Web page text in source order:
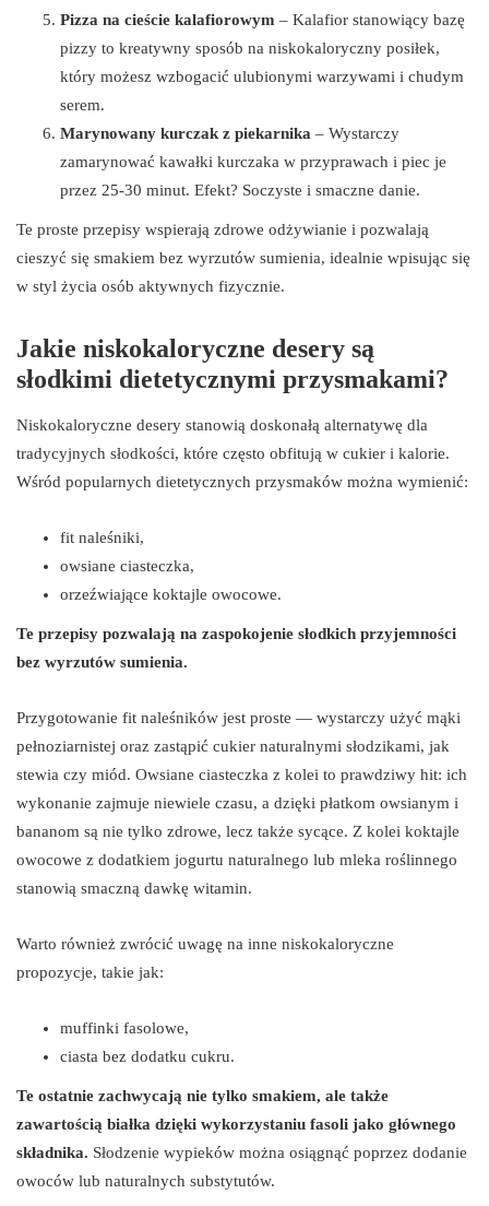
Pizza na cieście kalafiorowym – Kalafior stanowiący bazę
pizzy to kreatywny sposób na niskokaloryczny posiłek,
który możesz wzbogacić ulubionymi warzywami i chudym
serem.
Marynowany kurczak z piekarnika – Wystarczy
zamarynować kawałki kurczaka w przyprawach i piec je
przez 25-30 minut. Efekt? Soczyste i smaczne danie.
Te proste przepisy wspierają zdrowe odżywianie i pozwalają
cieszyć się smakiem bez wyrzutów sumienia, idealnie wpisując się
w styl życia osób aktywnych fizycznie.
Jakie niskokaloryczne desery są
słodkimi dietetycznymi przysmakami?
Niskokaloryczne desery stanowią doskonałą alternatywę dla
tradycyjnych słodkości, które często obfitują w cukier i kalorie.
Wśród popularnych dietetycznych przysmaków można wymienić:
fit naleśniki,
owsiane ciasteczka,
orzeźwiające koktajle owocowe.
Te przepisy pozwalają na zaspokojenie słodkich przyjemności
bez wyrzutów sumienia.
Przygotowanie fit naleśników jest proste — wystarczy użyć mąki
pełnoziarnistej oraz zastąpić cukier naturalnymi słodzikami, jak
stewia czy miód. Owsiane ciasteczka z kolei to prawdziwy hit: ich
wykonanie zajmuje niewiele czasu, a dzięki płatkom owsianym i
bananom są nie tylko zdrowe, lecz także sycące. Z kolei koktajle
owocowe z dodatkiem jogurtu naturalnego lub mleka roślinnego
stanowią smaczną dawkę witamin.
Warto również zwrócić uwagę na inne niskokaloryczne
propozycje, takie jak:
muffinki fasolowe,
ciasta bez dodatku cukru.
Te ostatnie zachwycają nie tylko smakiem, ale także
zawartością białka dzięki wykorzystaniu fasoli jako głównego
składnika. Słodzenie wypieków można osiągnąć poprzez dodanie
owoców lub naturalnych substytutów.